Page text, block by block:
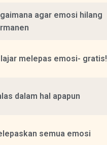
agar emosi hilang
melepas emosi- gratis!
dalam hal apapun
semua emosi